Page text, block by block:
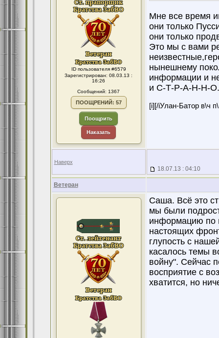
ID пользователя #6579
Зарегистрирован: 08.03.13 :
16:26
Сообщений: 1367
ПООЩРЕНИЙ: 57
Поощрить
Наказать
Мне все время
они только
они только
Это мы с вами
нынешнему
информации и
и С-Т-Р-А-Н-Н-О.
[i][/iУлан-Батор в\ч
Наверх
18.07.13 : 04:10
Ветеран
Саша. Всё это
мы были
информацию по
настоящих
глупость с
касалось темы
войну". Сейчас
восприятие с
хватится, но